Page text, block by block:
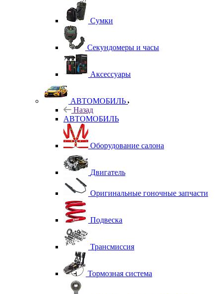
Сумки
Секундомеры и часы
Аксессуары
АВТОМОБИЛЬ
Назад
АВТОМОБИЛЬ
Оборудование салона
Двигатель
Оригинальные гоночные запчасти
Подвеска
Трансмиссия
Тормозная система